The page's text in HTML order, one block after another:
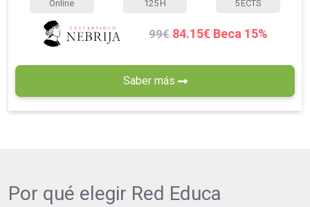
Online 125 H 5 ECTS
99€ 84.15€ Beca 15%
Saber más
Por qué elegir Red Educa